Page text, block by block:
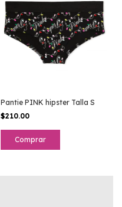
Pantie PINK hipster Talla S
$210.00